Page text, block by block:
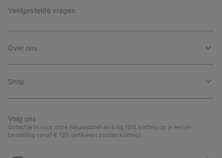
Veelgestelde vragen
Over ons
Shop
Volg ons
Schrijf je in voor onze nieuwsbrief en krijg 10% korting op je eerste
bestelling vanaf € 120 (artikelen zonder korting).